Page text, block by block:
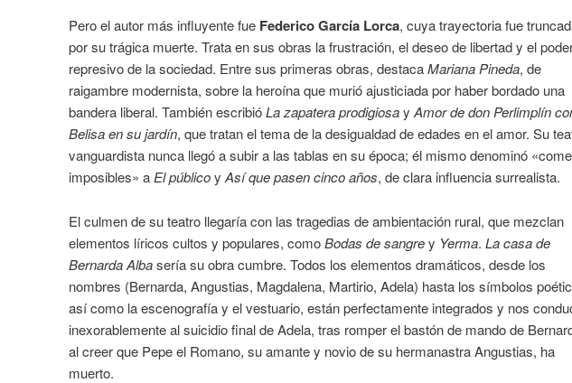
Pero el autor más influyente fue Federico García Lorca, cuya trayectoria fue
por su trágica muerte. Trata en sus obras la frustración, el deseo de libertad y el
represivo de la sociedad. Entre sus primeras obras, destacaMariana Pineda, de
raigambre modernista, sobre la heroína que murió ajusticiada por haber bordado una
bandera liberal. También escribióLa zapatera prodigiosayAmor de don Perlimplín
Belisa en su jardín, que tratan el tema de la desigualdad de edades en el amor. Su
vanguardista nunca llegó a subir a las tablas en su época; él mismo denominó
imposibles» aEl públicoyAsí que pasen cinco años, de clara influencia surrealista.
El culmen de su teatro llegaría con las tragedias de ambientación rural, que mezclan
elementos líricos cultos y populares, comoBodas de sangrey Yerma. La casa de
Bernarda Albasería su obra cumbre. Todos los elementos dramáticos, desde los
nombres (Bernarda, Angustias, Magdalena, Martirio, Adela) hasta los símbolos
así como la escenografía y el vestuario, están perfectamente integrados y nos
inexorablemente al suicidio final de Adela, tras romper el bastón de mando de
al creer que Pepe el Romano, su amante y novio de su hermanastra Angustias, ha
muerto.